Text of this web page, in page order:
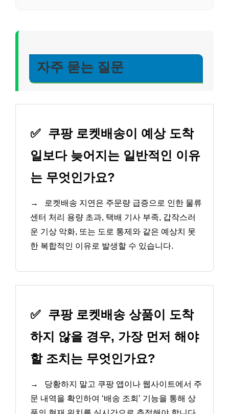
자주 묻는 질문
✅ 쿠팡 로켓배송이 예상 도착
일보다 늦어지는 일반적인 이유
는 무엇인가요?
→
로켓배송 지연은 주문량 급증으로 인한 물류
센터 처리 용량 초과, 택배 기사 부족, 갑작스러
운 기상 악화, 또는 도로 통제와 같은 예상치 못
한 복합적인 이유로 발생할 수 있습니다.
✅ 쿠팡 로켓배송 상품이 도착
하지 않을 경우, 가장 먼저 해야
할 조치는 무엇인가요?
→
당황하지 말고 쿠팡 앱이나 웹사이트에서 주
문 내역을 확인하여 ‘배송 조회’ 기능을 통해 상